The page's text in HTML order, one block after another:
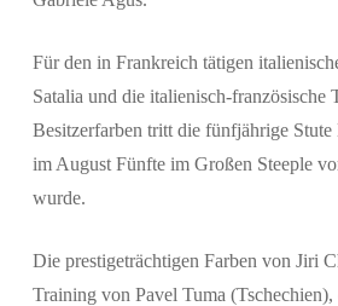
Für den in Frankreich tätigen
Satalia und die italienisch-französische
Besitzerfarben tritt die fünfjährige Stute
im August Fünfte im Großen Steeple
wurde.
Die prestigeträchtigen Farben von Jiri
Training von Pavel Tuma